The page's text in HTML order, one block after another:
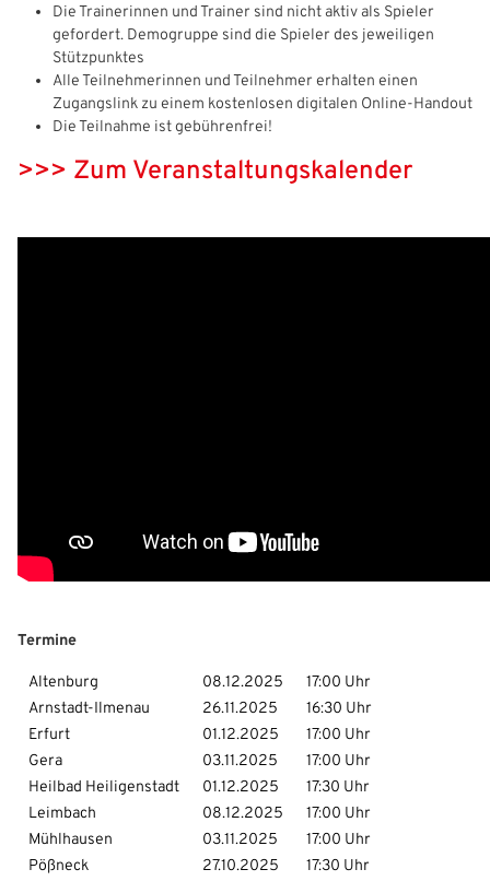
Die Trainerinnen und Trainer sind nicht aktiv als Spieler
gefordert. Demogruppe sind die Spieler des jeweiligen
Stützpunktes
Alle Teilnehmerinnen und Teilnehmer erhalten einen
Zugangslink zu einem kostenlosen digitalen Online-Handout
Die Teilnahme ist gebührenfrei!
>>> Zum Veranstaltungskalender
Termine
Altenburg 08.12.2025
17:00 Uhr
Arnstadt-Ilmenau
26.11.2025
16:30 Uhr
Erfurt
01.12.2025
17:00 Uhr
Gera
03.11.2025
17:00 Uhr
Heilbad Heiligenstadt
01.12.2025
17:30 Uhr
Leimbach
08.12.2025
17:00 Uhr
Mühlhausen
03.11.2025
17:00 Uhr
Pößneck
27.10.2025
17:30 Uhr
IHR LOGIN